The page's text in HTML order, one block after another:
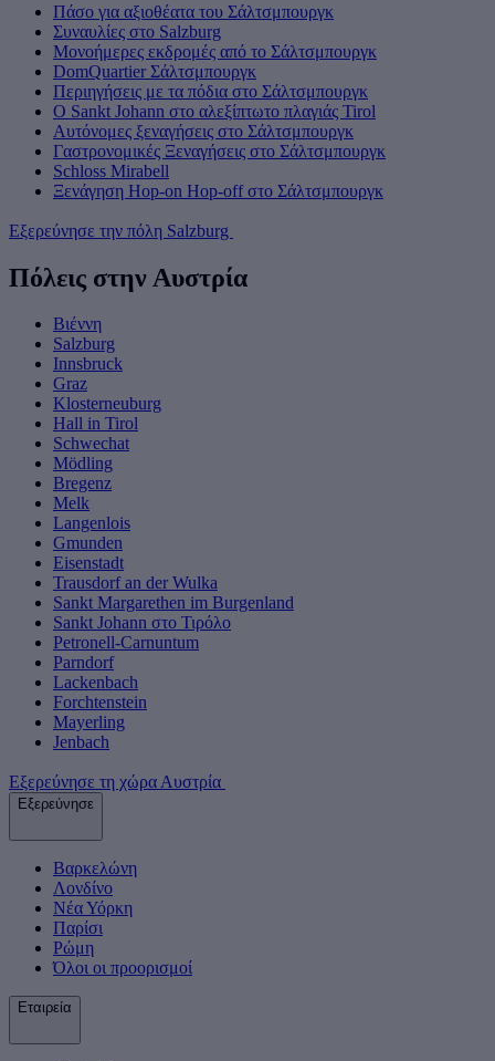
Πάσο για αξιοθέατα του Σάλτσμπουργκ
Συναυλίες στο Salzburg
Μονοήμερες εκδρομές από το Σάλτσμπουργκ
DomQuartier Σάλτσμπουργκ
Περιηγήσεις με τα πόδια στο Σάλτσμπουργκ
Ο Sankt Johann στο αλεξίπτωτο πλαγιάς Tirol
Αυτόνομες ξεναγήσεις στο Σάλτσμπουργκ
Γαστρονομικές Ξεναγήσεις στο Σάλτσμπουργκ
Schloss Mirabell
Ξενάγηση Hop-on Hop-off στο Σάλτσμπουργκ
Εξερεύνησε την πόλη Salzburg
Πόλεις στην Αυστρία
Βιέννη
Salzburg
Innsbruck
Graz
Klosterneuburg
Hall in Tirol
Schwechat
Mödling
Bregenz
Melk
Langenlois
Gmunden
Eisenstadt
Trausdorf an der Wulka
Sankt Margarethen im Burgenland
Sankt Johann στο Τιρόλο
Petronell-Carnuntum
Parndorf
Lackenbach
Forchtenstein
Mayerling
Jenbach
Εξερεύνησε τη χώρα Αυστρία
Εξερεύνησε
Βαρκελώνη
Λονδίνο
Νέα Υόρκη
Παρίσι
Ρώμη
Όλοι οι προορισμοί
Εταιρεία